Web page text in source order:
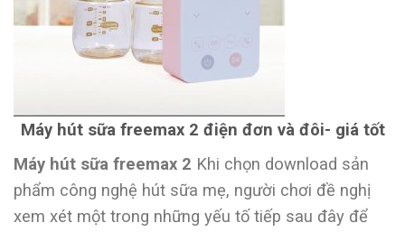
Máy hút sữa freemax 2 điện đơn và đôi- giá tốt
Máy hút sữa freemax 2 Khi chọn download sản
phẩm công nghệ hút sữa mẹ, người chơi đề nghị
xem xét một trong những yếu tố tiếp sau đây để